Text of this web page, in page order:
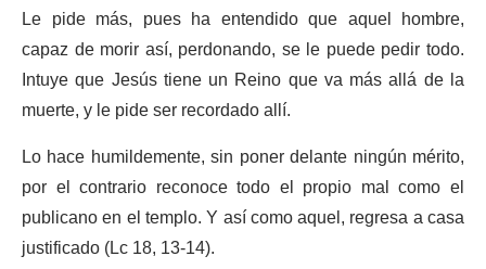
Le pide más, pues ha entendido que aquel hombre,
capaz de morir así, perdonando, se le puede pedir todo.
Intuye que Jesús tiene un Reino que va más allá de la
muerte, y le pide ser recordado allí.
Lo hace humildemente, sin poner delante ningún mérito,
por el contrario reconoce todo el propio mal como el
publicano en el templo. Y así como aquel, regresa a casa
justificado (Lc 18, 13-14).